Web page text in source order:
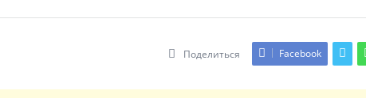
Поделиться Facebook